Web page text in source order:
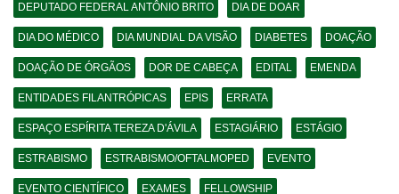
DEPUTADO FEDERAL ANTÔNIO BRITO DIA DE DOAR
DIA DO MÉDICO DIA MUNDIAL DA VISÃO DIABETES DOAÇÃO
DOAÇÃO DE ÓRGÃOS DOR DE CABEÇA EDITAL EMENDA
ENTIDADES FILANTRÓPICAS EPIS ERRATA
ESPAÇO ESPÍRITA TEREZA D'ÁVILA ESTAGIÁRIO ESTÁGIO
ESTRABISMO ESTRABISMO/OFTALMOPED EVENTO
EVENTO CIENTÍFICO EXAMES FELLOWSHIP